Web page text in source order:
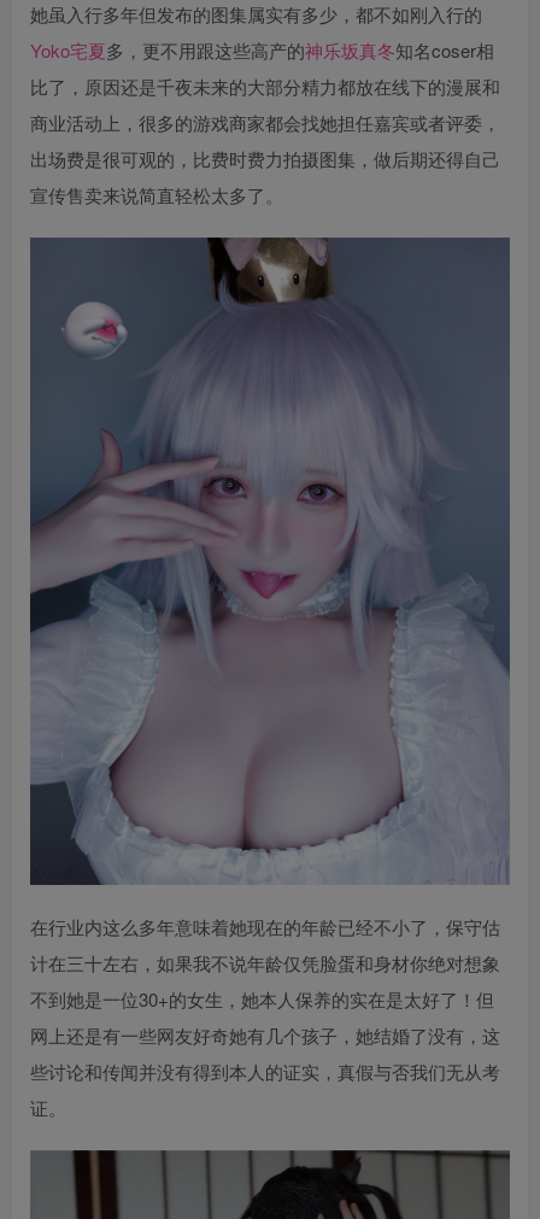
她虽入行多年但发布的图集属实有多少，都不如刚入行的
Yoko宅夏多，更不用跟这些高产的神乐坂真冬知名coser相
比了，原因还是千夜未来的大部分精力都放在线下的漫展和
商业活动上，很多的游戏商家都会找她担任嘉宾或者评委，
出场费是很可观的，比费时费力拍摄图集，做后期还得自己
宣传售卖来说简直轻松太多了。
在行业内这么多年意味着她现在的年龄已经不小了，保守估
计在三十左右，如果我不说年龄仅凭脸蛋和身材你绝对想象
不到她是一位30+的女生，她本人保养的实在是太好了！但
网上还是有一些网友好奇她有几个孩子，她结婚了没有，这
些讨论和传闻并没有得到本人的证实，真假与否我们无从考
证。